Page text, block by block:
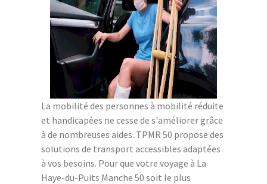
La mobilité des personnes à mobilité réduite
et handicapées ne cesse de s'améliorer grâce
à de nombreuses aides. TPMR 50 propose des
solutions de transport accessibles adaptées
à vos besoins. Pour que votre voyage à La
Haye-du-Puits Manche 50 soit le plus